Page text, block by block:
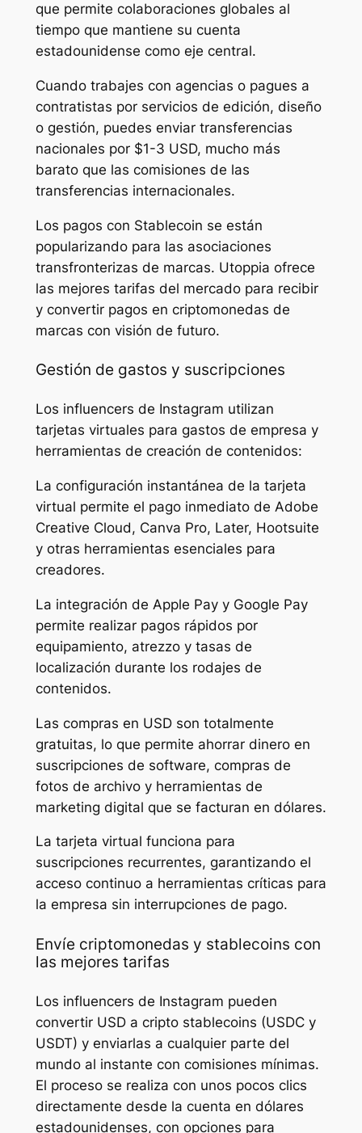
que permite colaboraciones globales al
tiempo que mantiene su cuenta
estadounidense como eje central.
Cuando trabajes con agencias o pagues a
contratistas por servicios de edición, diseño
o gestión, puedes enviar transferencias
nacionales por $1-3 USD, mucho más
barato que las comisiones de las
transferencias internacionales.
Los pagos con Stablecoin se están
popularizando para las asociaciones
transfronterizas de marcas. Utoppia ofrece
las mejores tarifas del mercado para recibir
y convertir pagos en criptomonedas de
marcas con visión de futuro.
Gestión de gastos y suscripciones
Los influencers de Instagram utilizan
tarjetas virtuales para gastos de empresa y
herramientas de creación de contenidos:
La configuración instantánea de la tarjeta
virtual permite el pago inmediato de Adobe
Creative Cloud, Canva Pro, Later, Hootsuite
y otras herramientas esenciales para
creadores.
La integración de Apple Pay y Google Pay
permite realizar pagos rápidos por
equipamiento, atrezzo y tasas de
localización durante los rodajes de
contenidos.
Las compras en USD son totalmente
gratuitas, lo que permite ahorrar dinero en
suscripciones de software, compras de
fotos de archivo y herramientas de
marketing digital que se facturan en dólares.
La tarjeta virtual funciona para
suscripciones recurrentes, garantizando el
acceso continuo a herramientas críticas para
la empresa sin interrupciones de pago.
Envíe criptomonedas y stablecoins con
las mejores tarifas
Los influencers de Instagram pueden
convertir USD a cripto stablecoins (USDC y
USDT) y enviarlas a cualquier parte del
mundo al instante con comisiones mínimas.
El proceso se realiza con unos pocos clics
directamente desde la cuenta en dólares
estadounidenses, con opciones para